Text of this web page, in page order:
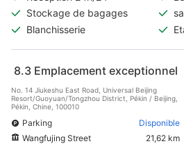
Stockage de bagages
Blanchisserie
8.3 Emplacement exceptionnel
No. 14 Jiukeshu East Road, Universal Beijing
Resort/Guoyuan/Tongzhou District, Pékin / Beijing,
Pékin, Chine, 100010
Parking
Disponible
Wangfujing Street
21,62 km